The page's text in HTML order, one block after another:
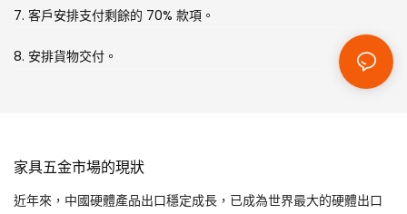
7. 客戶安排支付剩餘的 70% 款項。
8. 安排貨物交付。
家具五金市場的現狀
近年來，中國硬體產品出口穩定成長，已成為世界最大的硬體出口